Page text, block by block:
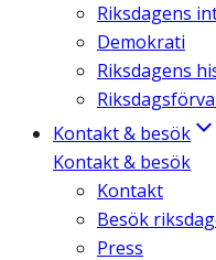
Riksdagens
Demokrati
Riksdagens
Kontakt & besök
Kontakt & besök
Kontakt
Besök
Press